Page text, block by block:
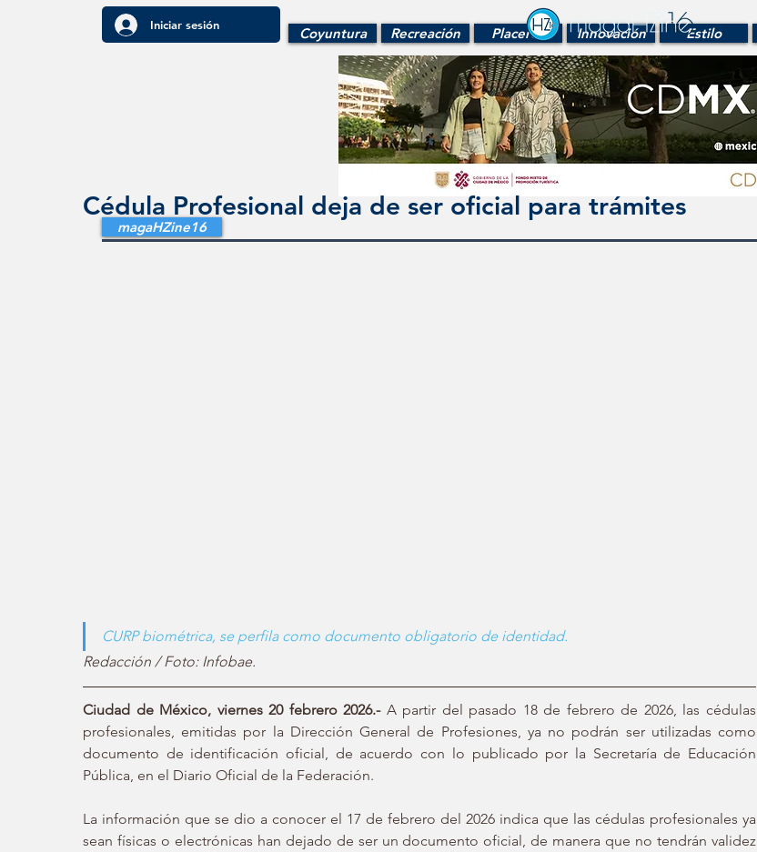
Iniciar sesión Coyuntura Recreación Placeres Innovación Estilo
Cédula Profesional deja de ser oficial para trámites
CURP biométrica, se perfila como documento obligatorio de identidad.
Redacción / Foto: Infobae.
Ciudad de México, viernes 20 febrero 2026.- A partir del pasado 18 de febrero de 2026, las cédulas
profesionales, emitidas por la Dirección General de Profesiones, ya no podrán ser utilizadas como
documento de identificación oficial, de acuerdo con lo publicado por la Secretaría de Educación
Pública, en el Diario Oficial de la Federación.
La información que se dio a conocer el 17 de febrero del 2026 indica que las cédulas profesionales ya
sean físicas o electrónicas han dejado de ser un documento oficial, de manera que no tendrán validez
magaHZine16